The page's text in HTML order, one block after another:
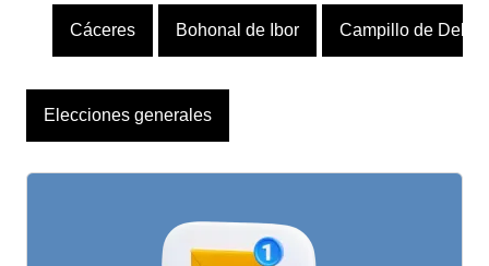
Cáceres Bohonal de Ibor Campillo de
Elecciones generales